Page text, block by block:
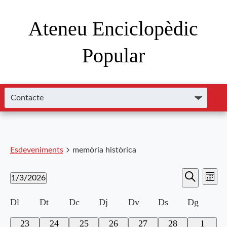
Ateneu Enciclopèdic
Popular
Esdeveniments memòria històrica
visual
i
Cerca de
Mes
1/3/2026
una
Calendari
Dl Dt Dc Dj Dv Ds Dg
0
23
0
24
0
25
0
26
0
27
0
28
0
1